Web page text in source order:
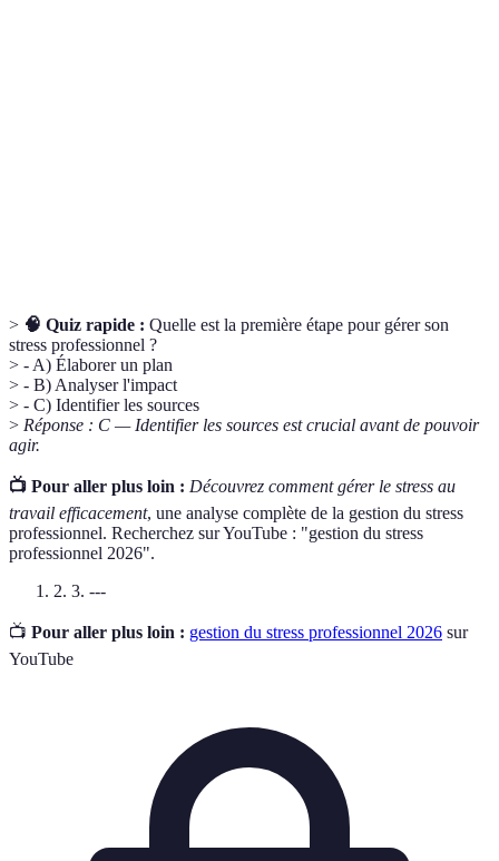
> 🧠 Quiz rapide : Quelle est la première étape pour gérer son
stress professionnel ?
> - A) Élaborer un plan
> - B) Analyser l'impact
> - C) Identifier les sources
> Réponse : C — Identifier les sources est crucial avant de pouvoir
agir.
📺 Pour aller plus loin : Découvrez comment gérer le stress au
travail efficacement, une analyse complète de la gestion du stress
professionnel. Recherchez sur YouTube : "gestion du stress
professionnel 2026".
2. 3. ---
📺 Pour aller plus loin : gestion du stress professionnel 2026 sur
YouTube